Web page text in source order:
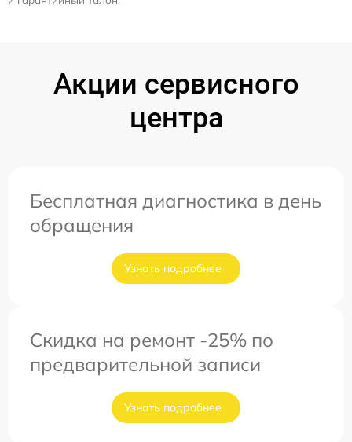
Акции сервисного
центра
Бесплатная диагностика в день
обращения
Узнать подробнее
Скидка на ремонт -25% по
предварительной записи
Узнать подробнее